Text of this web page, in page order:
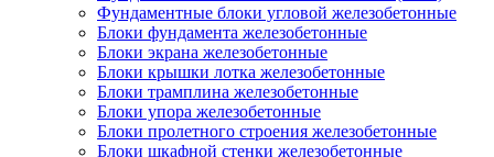
Фундаментные блоки угловой железобетонные
Блоки фундамента железобетонные
Блоки экрана железобетонные
Блоки крышки лотка железобетонные
Блоки трамплина железобетонные
Блоки упора железобетонные
Блоки пролетного строения железобетонные
Блоки шкафной стенки железобетонные